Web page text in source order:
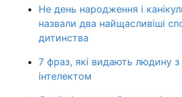
Не день народження і
назвали два найщасливіші
дитинства
7 фраз, які видають людину
інтелектом